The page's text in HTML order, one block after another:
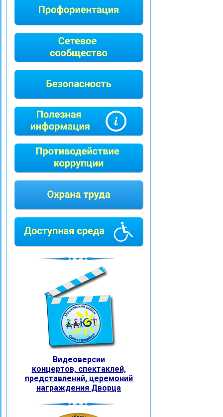
Видеоверсии
концертов, спектаклей,
представлений, церемоний
награждения Дворца